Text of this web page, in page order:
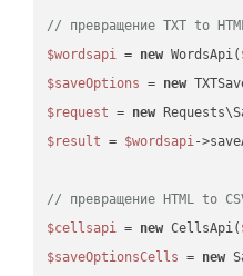
// превращение TXT to
$wordsapi = new WordsApi(
$saveOptions = new
$request = new
$result = $wordsapi-
// превращение HTML to
$cellsapi = new CellsApi(
$saveOptionsCells = new